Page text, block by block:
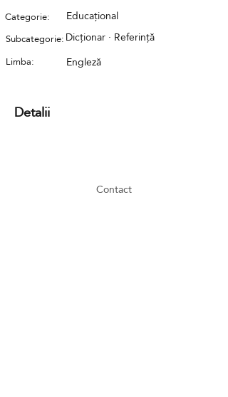
Categorie: Educațional
Subcategorie: Dicționar · Referință
Limba: Engleză
Detalii
Contact